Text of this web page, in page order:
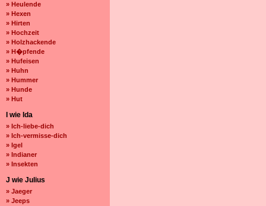
» Heulende
» Hexen
» Hirten
» Hochzeit
» Holzhackende
» H�pfende
» Hufeisen
» Huhn
» Hummer
» Hunde
» Hut
I wie Ida
» Ich-liebe-dich
» Ich-vermisse-dich
» Igel
» Indianer
» Insekten
J wie Julius
» Jaeger
» Jeeps